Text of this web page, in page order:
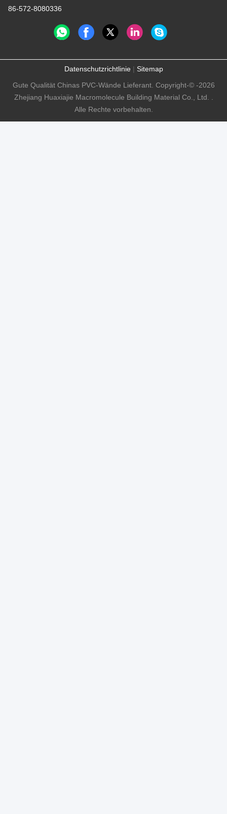
86-572-8080336
Datenschutzrichtlinie| Sitemap
Gute Qualität Chinas PVC-Wände Lieferant. Copyright-© -2026
Zhejiang Huaxiajie Macromolecule Building Material Co., Ltd. .
Alle Rechte vorbehalten.